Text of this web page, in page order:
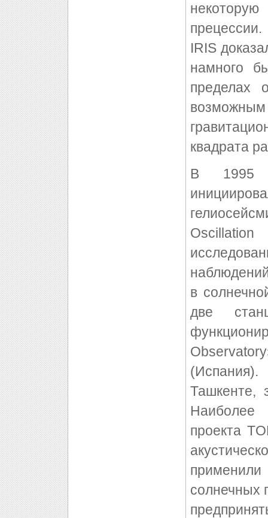
IRIS
намного
пределах
возможным
квадрата
В 1995
в
две
Ташкенте,
Наиболее
проекта
солнечных